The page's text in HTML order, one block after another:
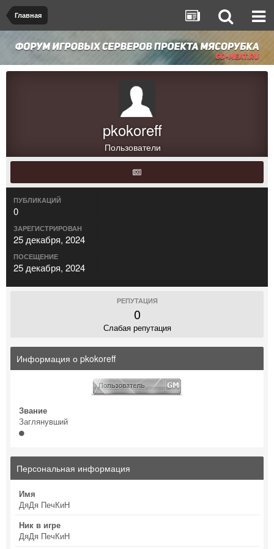
Главная
pkokoreff
Пользователи
ПУБЛИКАЦИЙ
0
ЗАРЕГИСТРИРОВАН
25 декабря, 2024
ПОСЕЩЕНИЕ
25 декабря, 2024
РЕПУТАЦИЯ
0
Слабая репутация
Информация о pkokoreff
Звание
Заглянувший
Персональная информация
Имя
ДяДя ПечКиН
Ник в игре
ДяДя ПечКиН